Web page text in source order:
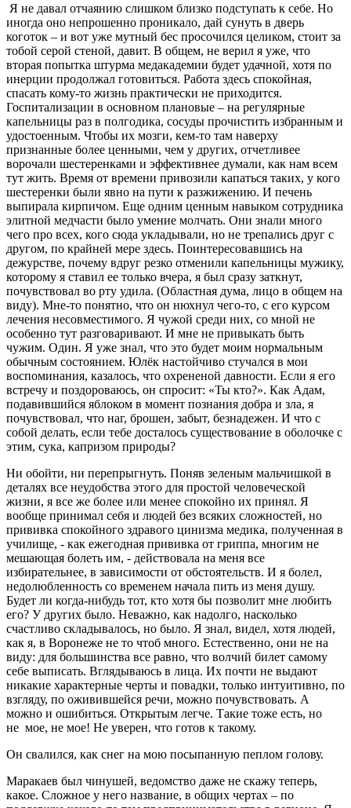
Я не давал отчаянию слишком близко подступать к себе. Но
иногда оно непрошенно проникало, дай сунуть в дверь
коготок – и вот уже мутный бес просочился целиком, стоит за
тобой серой стеной, давит. В общем, не верил я уже, что
вторая попытка штурма медакадемии будет удачной, хотя по
инерции продолжал готовиться. Работа здесь спокойная,
спасать кому-то жизнь практически не приходится.
Госпитализации в основном плановые – на регулярные
капельницы раз в полгодика, сосуды прочистить избранным и
удостоенным. Чтобы их мозги, кем-то там наверху
признанные более ценными, чем у других, отчетливее
ворочали шестеренками и эффективнее думали, как нам всем
тут жить. Время от времени привозили капаться таких, у кого
шестеренки были явно на пути к разжижению. И печень
выпирала кирпичом. Еще одним ценным навыком сотрудника
элитной медчасти было умение молчать. Они знали много
чего про всех, кого сюда укладывали, но не трепались друг с
другом, по крайней мере здесь. Поинтересовавшись на
дежурстве, почему вдруг резко отменили капельницы мужику,
которому я ставил ее только вчера, я был сразу заткнут,
почувствовал во рту удила. (Областная дума, лицо в общем на
виду). Мне-то понятно, что он нюхнул чего-то, с его курсом
лечения несовместимого. Я чужой среди них, со мной не
особенно тут разговаривают. И мне не привыкать быть
чужим. Один. Я уже знал, что это будет моим нормальным
обычным состоянием. Юлёк настойчиво стучался в мои
воспоминания, казалось, что охрененой давности. Если я его
встречу и поздороваюсь, он спросит: «Ты кто?». Как Адам,
подавившийся яблоком в момент познания добра и зла, я
почувствовал, что наг, брошен, забыт, безнадежен. И что с
собой делать, если тебе досталось существование в оболочке с
этим, сука, капризом природы?
Ни обойти, ни перепрыгнуть. Поняв зеленым мальчишкой в
деталях все неудобства этого для простой человеческой
жизни, я все же более или менее спокойно их принял. Я
вообще принимал себя и людей без всяких сложностей, но
прививка спокойного здравого цинизма медика, полученная в
училище, - как ежегодная прививка от гриппа, многим не
мешающая болеть им, - действовала на меня все
избирательнее, в зависимости от обстоятельств. И я болел,
недолюбленность со временем начала пить из меня душу.
Будет ли когда-нибудь тот, кто хотя бы позволит мне любить
его? У других было. Неважно, как надолго, насколько
счастливо складывалось, но было. Я знал, видел, хотя людей,
как я, в Воронеже не то чтоб много. Естественно, они не на
виду: для большинства все равно, что волчий билет самому
себе выписать. Вглядываюсь в лица. Их почти не выдают
никакие характерные черты и повадки, только интуитивно, по
взгляду, по оживившейся речи, можно почувствовать. А
можно и ошибиться. Открытым легче. Такие тоже есть, но
не мое, не мое! Не уверен, что готов к такому.
Он свалился, как снег на мою посыпанную пеплом голову.
Маракаев был чинушей, ведомство даже не скажу теперь,
какое. Сложное у него название, в общих чертах – по